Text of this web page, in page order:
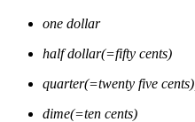
one dollar
half dollar(=fifty cents)
quarter(=twenty five cents),
dime(=ten cents)